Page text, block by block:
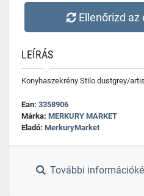
Ellenőrizd
LEÍRÁS
Konyhaszekrény Stilo dustgrey/
Ean: 3358906
Márka: MERKURY MARKET
Eladó: MerkuryMarket
További